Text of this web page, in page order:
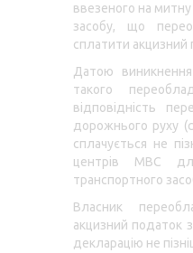
ввезеного на
засобу, що
сплатити акцизний
Датою
такого
відповідність
дорожнього руху
сплачується не
центрів МВС
транспортного
Власник
акцизний податок
декларацію не